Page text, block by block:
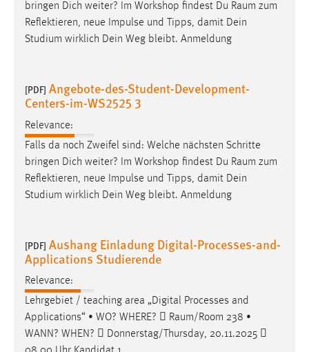
bringen Dich weiter? Im Workshop findest Du Raum zum
Reflektieren, neue Impulse und Tipps, damit Dein
Studium wirklich Dein Weg bleibt. Anmeldung
[PDF] Angebote-des-Student-Development-
Centers-im-WS2525 3
Relevance:
Falls da noch Zweifel sind: Welche nächsten Schritte
bringen Dich weiter? Im Workshop findest Du Raum zum
Reflektieren, neue Impulse und Tipps, damit Dein
Studium wirklich Dein Weg bleibt. Anmeldung
[PDF] Aushang Einladung Digital-Processes-and-
Applications Studierende
Relevance:
Lehrgebiet / teaching area „Digital Processes and
Applications“ • WO? WHERE?  Raum/Room 238 •
WANN? WHEN?  Donnerstag/Thursday, 20.11.2025 